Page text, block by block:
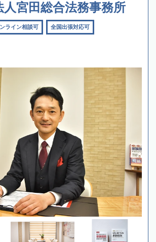
人宮田総合法務事務所
ライン相談可 全国出張対応可